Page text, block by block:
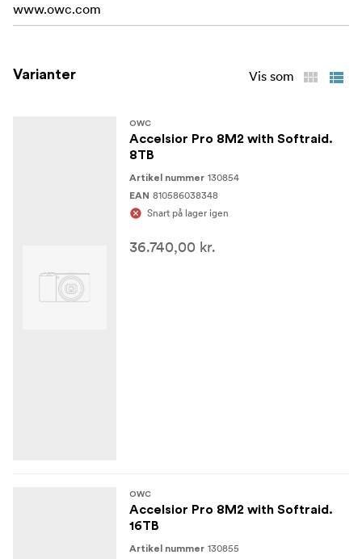
www.owc.com
Varianter Vis som
OWC
Accelsior Pro 8M2 with Softraid.
8TB
Artikel nummer 130854
EAN 810586038348
Snart på lager igen
36.740,00 kr.
OWC
Accelsior Pro 8M2 with Softraid.
16TB
Artikel nummer 130855